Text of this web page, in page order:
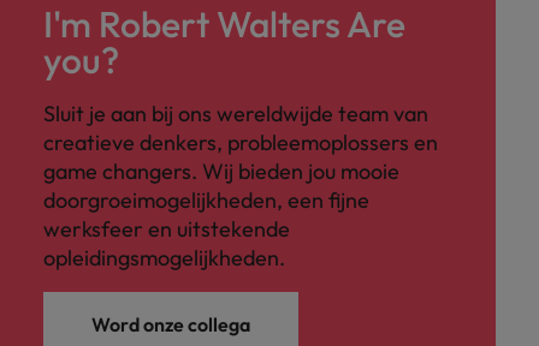
I'm Robert Walters Are
you?
Sluit je aan bij ons wereldwijde team van
creatieve denkers, probleemoplossers en
game changers. Wij bieden jou mooie
doorgroeimogelijkheden, een fijne
werksfeer en uitstekende
opleidingsmogelijkheden.
Word onze collega